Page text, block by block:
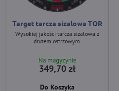
Target tarcza sizalowa TOR
Wysokiej jakości tarcza sizalowa z
drutem ostrzowym.
Na magyzynie
349,70 zł
Do Koszyka